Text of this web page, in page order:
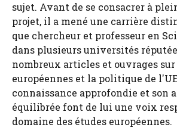
sujet. Avant de se consacrer à
projet, il a mené une carrière
que chercheur et professeur en
dans plusieurs universités
nombreux articles et ouvrages
européennes et la politique de
connaissance approfondie et son
équilibrée font de lui une voix
domaine des études européennes.